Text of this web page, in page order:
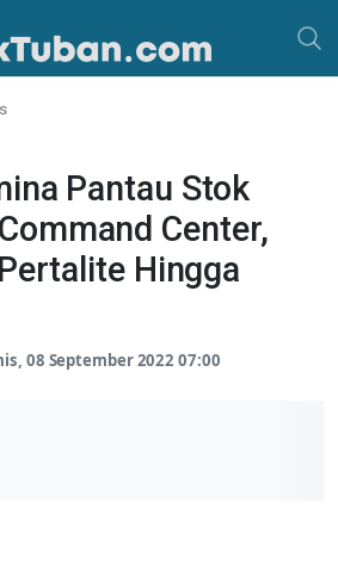
Pantau Stok
Center,
Hingga
08 September 2022 07:00